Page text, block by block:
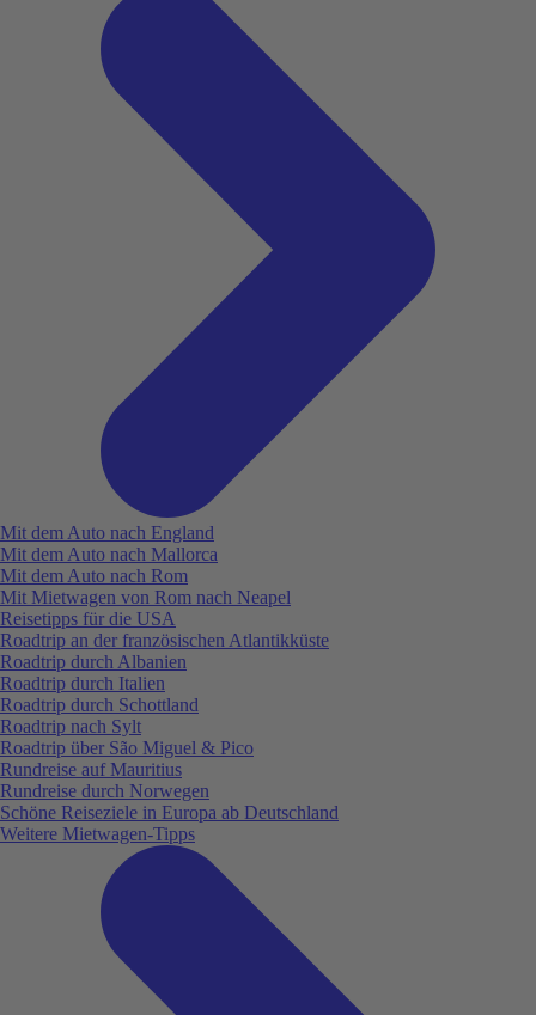
Mit dem Auto nach England
Mit dem Auto nach Mallorca
Mit dem Auto nach Rom
Mit Mietwagen von Rom nach Neapel
Reisetipps für die USA
Roadtrip an der französischen Atlantikküste
Roadtrip durch Albanien
Roadtrip durch Italien
Roadtrip durch Schottland
Roadtrip nach Sylt
Roadtrip über São Miguel & Pico
Rundreise auf Mauritius
Rundreise durch Norwegen
Schöne Reiseziele in Europa ab Deutschland
Weitere Mietwagen-Tipps